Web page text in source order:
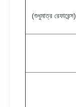
(শুধুমাত্র রেফারেন্স)